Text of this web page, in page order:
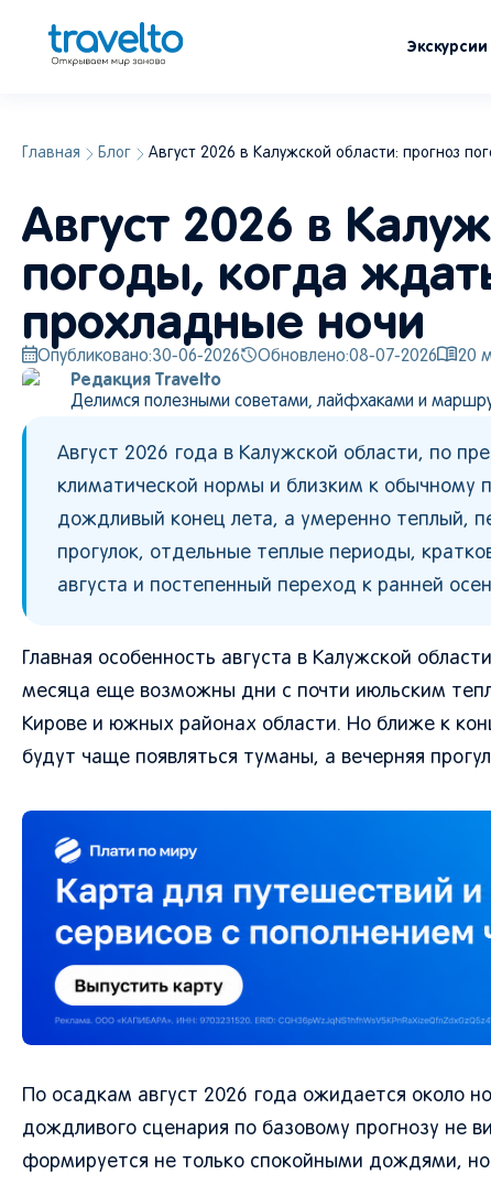
Экскурсии
Главная Блог Август 2026 в Калужской области: прогноз
Август 2026 в
погоды, когда
прохладные ночи
Опубликовано:30-06-2026 Обновлено:08-07-2026 20
Редакция Travelto
Делимся полезными советами, лайфхаками и
Август 2026 года в Калужской области, по
климатической нормы и близким к обычному
дождливый конец лета, а умеренно теплый,
прогулок, отдельные теплые периоды,
августа и постепенный переход к ранней
Главная особенность августа в Калужской
месяца еще возможны дни с почти июльским
Кирове и южных районах области. Но ближе к
будут чаще появляться туманы, а вечерняя
По осадкам август 2026 года ожидается около
дождливого сценария по базовому прогнозу не
формируется не только спокойными дождями,